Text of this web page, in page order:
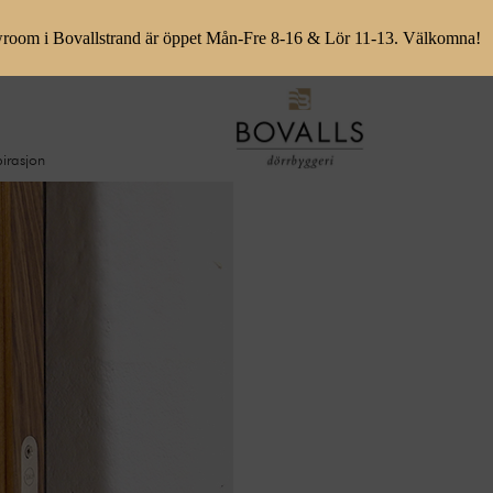
i Bovallstrand är öppet Mån-Fre 8-16 & Lör 11-13. Välkomna!